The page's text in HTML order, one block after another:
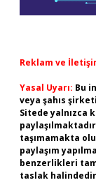
Reklam ve
Yasal Uyarı: Bu
veya şahıs
Sitede yalnızca
taşımamakta
paylaşım
benzerlikleri
taslak